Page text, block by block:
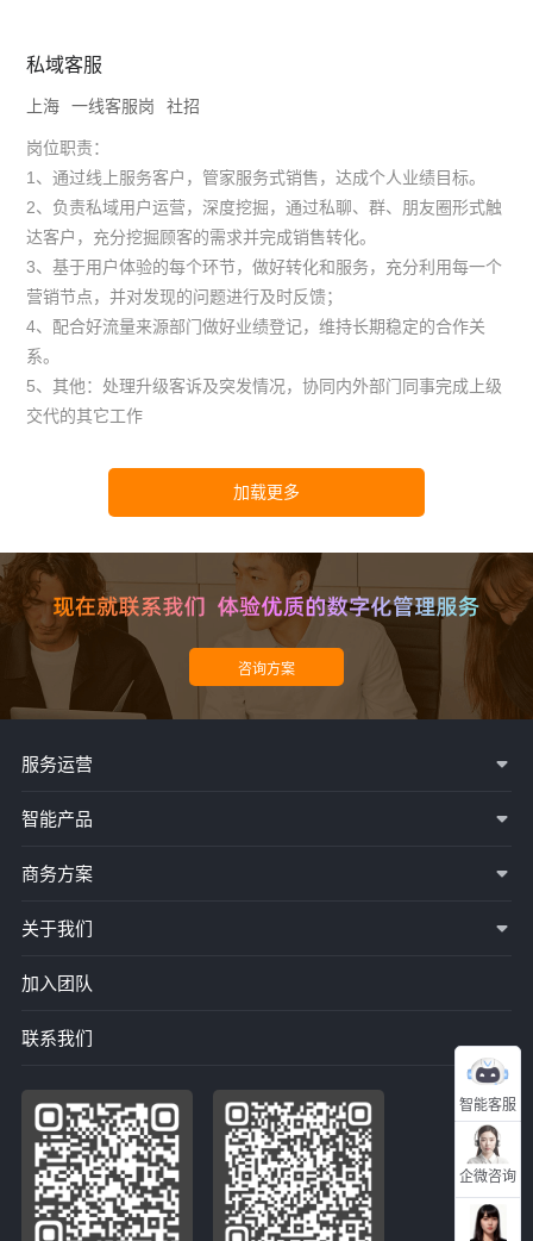
私域客服
上海 一线客服岗 社招
岗位职责：
1、通过线上服务客户，管家服务式销售，达成个人业绩目标。
2、负责私域用户运营，深度挖掘，通过私聊、群、朋友圈形式触
达客户，充分挖掘顾客的需求并完成销售转化。
3、基于用户体验的每个环节，做好转化和服务，充分利用每一个
营销节点，并对发现的问题进行及时反馈；
4、配合好流量来源部门做好业绩登记，维持长期稳定的合作关
系。
5、其他：处理升级客诉及突发情况，协同内外部门同事完成上级
交代的其它工作
智能客服
企微咨询
服务运营
智能产品
商务方案
关于我们
加入团队
联系我们